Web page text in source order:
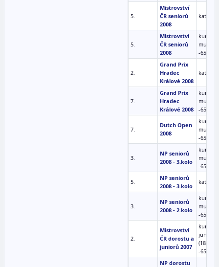
5.
Mistrovství
ČR seniorů
2008
kata
5.
Mistrovství
ČR seniorů
2008
kumite
muži
-65kg
2.
Grand Prix
Hradec
Králové 2008
kata
7.
Grand Prix
Hradec
Králové 2008
kumite
muži
-65kg
7.
Dutch Open
2008
kumite
muži
-65kg
3.
NP seniorů
2008 - 3.kolo
kumite
muži
-65kg
5.
NP seniorů
2008 - 3.kolo
kata
3.
NP seniorů
2008 - 2.kolo
kumite
muži
-65kg
2.
Mistrovství
ČR dorostu a
juniorů 2007
kumite
junioři
(18-20)
-65kg
NP dorostu